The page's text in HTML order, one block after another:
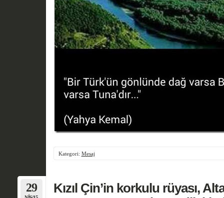
Kategori: Mesaj
29
Kızıl Çin’in korkulu rüyası,